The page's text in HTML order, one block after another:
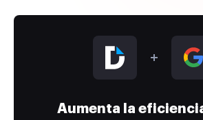
Aumenta la